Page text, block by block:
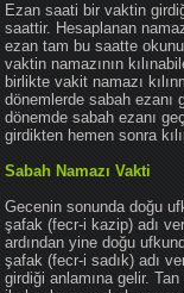
Ezan saati bir vaktin
saattir. Hesaplanan
ezan tam bu saatte
vaktin namazının
birlikte vakit namazı
dönemlerde sabah ezanı
dönemde sabah ezanı
girdikten hemen sonra
Sabah Namazı Vakti
Gecenin sonunda doğu
şafak (fecr-i kazip) adı
ardından yine doğu
şafak (fecr-i sadık) adı
girdiği anlamına gelir.